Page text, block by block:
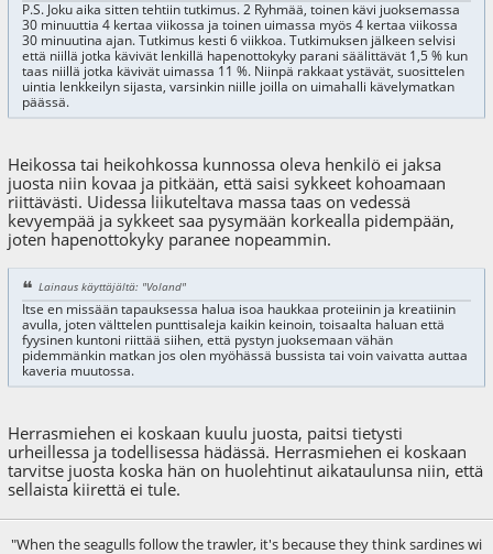
P.S. Joku aika sitten tehtiin tutkimus. 2 Ryhmää, toinen kävi juoksemassa
30 minuuttia 4 kertaa viikossa ja toinen uimassa myös 4 kertaa viikossa
30 minuutina ajan. Tutkimus kesti 6 viikkoa. Tutkimuksen jälkeen selvisi
että niillä jotka kävivät lenkillä hapenottokyky parani säälittävät 1,5 % kun
taas niillä jotka kävivät uimassa 11 %. Niinpä rakkaat ystävät, suosittelen
uintia lenkkeilyn sijasta, varsinkin niille joilla on uimahalli kävelymatkan
päässä.
Heikossa tai heikohkossa kunnossa oleva henkilö ei jaksa
juosta niin kovaa ja pitkään, että saisi sykkeet kohoamaan
riittävästi. Uidessa liikuteltava massa taas on vedessä
kevyempää ja sykkeet saa pysymään korkealla pidempään,
joten hapenottokyky paranee nopeammin.
Lainaus käyttäjältä: "Voland"
Itse en missään tapauksessa halua isoa haukkaa proteiinin ja kreatiinin
avulla, joten välttelen punttisaleja kaikin keinoin, toisaalta haluan että
fyysinen kuntoni riittää siihen, että pystyn juoksemaan vähän
pidemmänkin matkan jos olen myöhässä bussista tai voin vaivatta auttaa
kaveria muutossa.
Herrasmiehen ei koskaan kuulu juosta, paitsi tietysti
urheillessa ja todellisessa hädässä. Herrasmiehen ei koskaan
tarvitse juosta koska hän on huolehtinut aikataulunsa niin, että
sellaista kiirettä ei tule.
"When the seagulls follow the trawler, it's because they think sardines wi